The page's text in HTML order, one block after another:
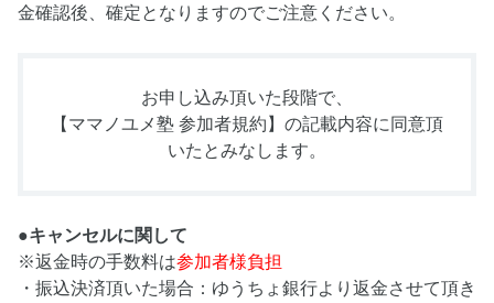
金確認後、確定となりますのでご注意ください。
お申し込み頂いた段階で、
【ママノユメ塾 参加者規約】 の記載内容に同意頂
いたとみなします。
●キャンセルに関して
※返金時の手数料は参加者様負担
・振込決済頂いた場合：ゆうちょ銀行より返金させて頂き